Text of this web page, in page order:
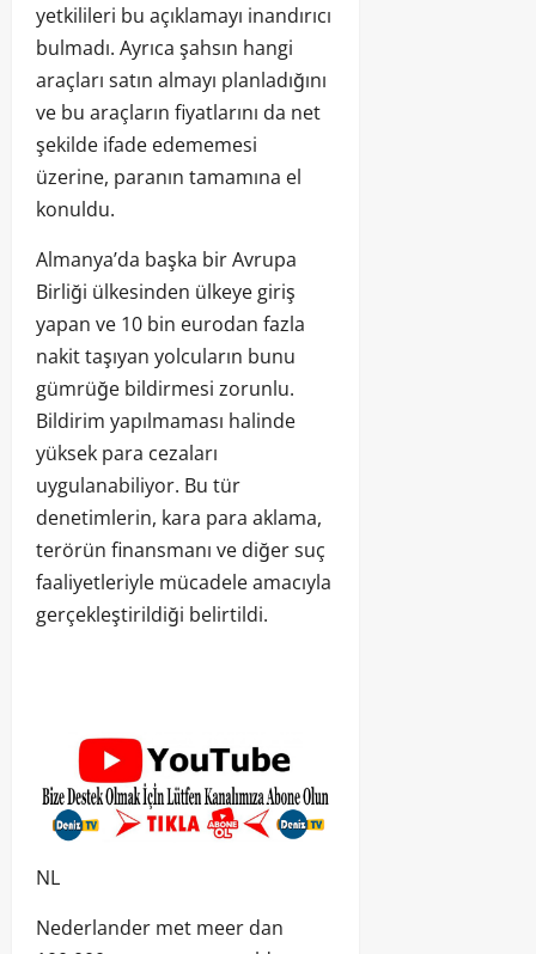
yetkilileri bu açıklamayı inandırıcı
bulmadı. Ayrıca şahsın hangi
araçları satın almayı planladığını
ve bu araçların fiyatlarını da net
şekilde ifade edememesi
üzerine, paranın tamamına el
konuldu.
Almanya’da başka bir Avrupa
Birliği ülkesinden ülkeye giriş
yapan ve 10 bin eurodan fazla
nakit taşıyan yolcuların bunu
gümrüğe bildirmesi zorunlu.
Bildirim yapılmaması halinde
yüksek para cezaları
uygulanabiliyor. Bu tür
denetimlerin, kara para aklama,
terörün finansmanı ve diğer suç
faaliyetleriyle mücadele amacıyla
gerçekleştirildiği belirtildi.
NL
Nederlander met meer dan